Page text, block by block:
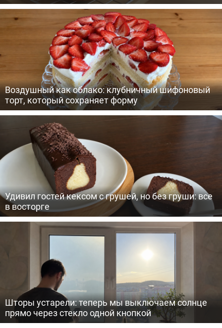
Воздушный как облако: клубничный шифоновый
торт, который сохраняет форму
Удивил гостей кексом с грушей, но без груши: все
в восторге
Шторы устарели: теперь мы выключаем солнце
прямо через стекло одной кнопкой